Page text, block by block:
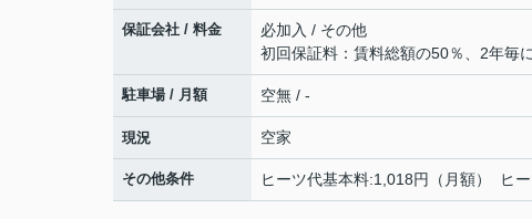
保証会社 / 料金
必加入 / その他
初回保証料：賃料総額の50％、2年毎
駐車場 / 月額 空無 / -
現況 空家
その他条件 ヒーツ代基本料:1,018円（月額） ヒ